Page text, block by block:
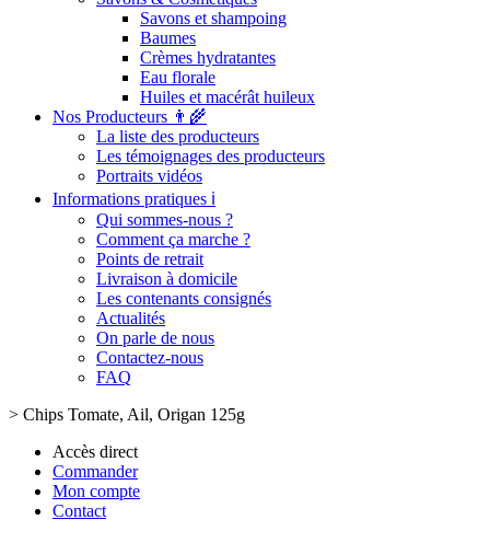
Savons et shampoing
Baumes
Crèmes hydratantes
Eau florale
Huiles et macérât huileux
Nos Producteurs 👨‍🌾
La liste des producteurs
Les témoignages des producteurs
Portraits vidéos
Informations pratiques ℹ️
Qui sommes-nous ?
Comment ça marche ?
Points de retrait
Livraison à domicile
Les contenants consignés
Actualités
On parle de nous
Contactez-nous
FAQ
> Chips Tomate, Ail, Origan 125g
Accès direct
Commander
Mon compte
Contact